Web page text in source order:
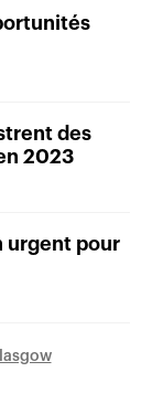
des
2023
urgent pour